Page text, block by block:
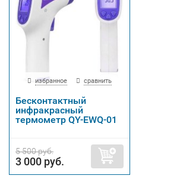
избранное сравнить
Бесконтактный
инфракрасный
термометр QY-EWQ-01
5 500 руб.
3 000 руб.